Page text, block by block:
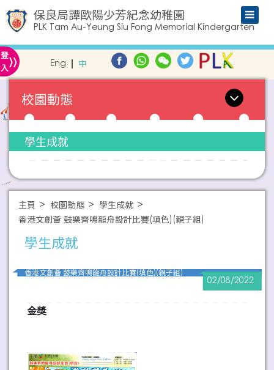
保良局譚歐陽少芳紀念幼稚園
PLK Tam Au-Yeung Siu Fong Memorial Kindergarten
登
入» Eng 中
校園動態
學生成就
主頁 校園動態
學生成就
香港文創薈 鼓樂齊鳴龍舟設計比賽(填色)(親子組)
學生成就
香港文創薈 鼓樂齊鳴龍舟設計比賽(填色)(親子組)
02/08/2022
金獎